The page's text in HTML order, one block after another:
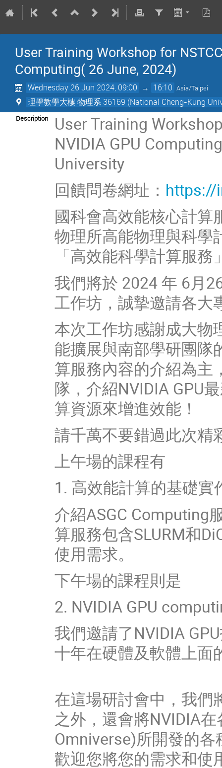
User Training Workshop for
Computing( 26 June, 2024)
Wednesday 26 Jun 2024, 09:00 → 16:10 Asia/Taipei
理學教學大樓 物理系 36169 (National Cheng-Kung
Description
User Training
NVIDIA GPU
University
回饋問卷網址： https://
國科會高效能核心計算
物理所高能物理與科學
「高效能科學計算服務
我們將於 2024 年 6月
工作坊，誠摯邀請各大
本次工作坊感謝成大物
能擴展與南部學研團隊
算服務內容的介紹為主
隊，介紹NVIDIA GPU
算資源來增進效能！
請千萬不要錯過此次精
上午場的課程有
1. 高效能計算的基礎實
介紹ASGC Computing
算服務包含SLURM和
使用需求。
下午場的課程則是
2. NVIDIA GPU
我們邀請了NVIDIA
十年在硬體及軟體上面
在這場研討會中，我們
之外，還會將NVIDIA
Omniverse)所開發的
歡迎您將您的需求和使